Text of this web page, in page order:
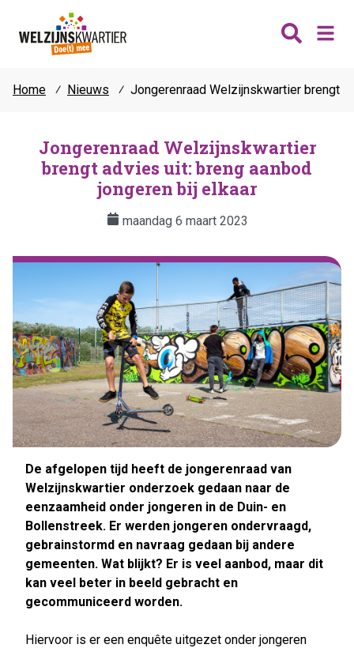
Katwijk
Lisse
Teylingen
Thema's
Vrijwilligers
Fit & vitaal
Mantelzorg
Verhuur
Contact
Home ⁄ Nieuws ⁄ Jongerenraad Welzijnskwartier brengt
Jongerenraad Welzijnskwartier
brengt advies uit: breng aanbod
jongeren bij elkaar
maandag 6 maart 2023
De afgelopen tijd heeft de jongerenraad van
Welzijnskwartier onderzoek gedaan naar de
eenzaamheid onder jongeren in de Duin- en
Bollenstreek. Er werden jongeren ondervraagd,
gebrainstormd en navraag gedaan bij andere
gemeenten. Wat blijkt? Er is veel aanbod, maar dit
kan veel beter in beeld gebracht en
gecommuniceerd worden.
Hiervoor is er een enquête uitgezet onder jongeren